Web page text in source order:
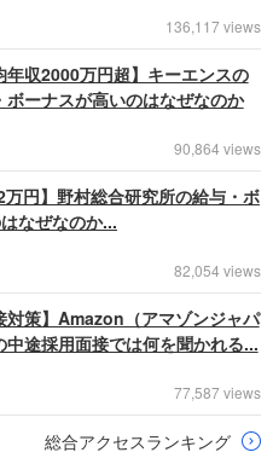
136,117 views
年収2000万円超】キーエンスの
ボーナスが高いのはなぜなのか
90,864 views
万円】野村総合研究所の給与・ボ
なぜなのか...
82,054 views
対策】Amazon（アマゾンジャパ
中途採用面接では何を聞かれる...
77,587 views
総合アクセスランキング